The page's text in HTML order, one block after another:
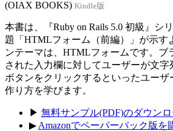
(OIAX BOOKS) Kindle版
本書は、『Ruby on Rails 5.0 初級』シ
題「HTMLフォーム（前編）」が示す
ンテーマは、HTMLフォームです。ブ
された入力欄に対してユーザーが文字
ボタンをクリックするといったユー
作り方を学びます。
▶ 無料サンプル(PDF)のダウンロ
▶ Amazonでペーパーバック版を